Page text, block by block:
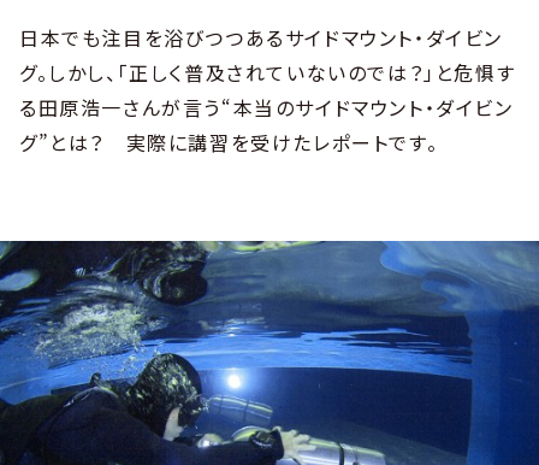
日本でも注目を浴びつつあるサイドマウント・ダイビン
グ。しかし、「正しく普及されていないのでは？」と危惧す
る田原浩一さんが言う“本当のサイドマウント・ダイビン
グ”とは？ 実際に講習を受けたレポートです。